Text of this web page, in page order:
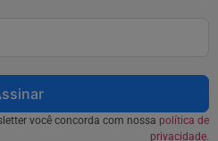
você concorda com nossa política de
privacidade.